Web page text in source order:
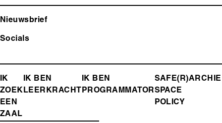
Nieuwsbrief
Socials
FOOTER-
MENU
IK
ZOEK
EEN
ZAAL
IK BEN
LEERKRACHT
IK BEN
PROGRAMMATOR
SAFE(R)
SPACE
POLICY